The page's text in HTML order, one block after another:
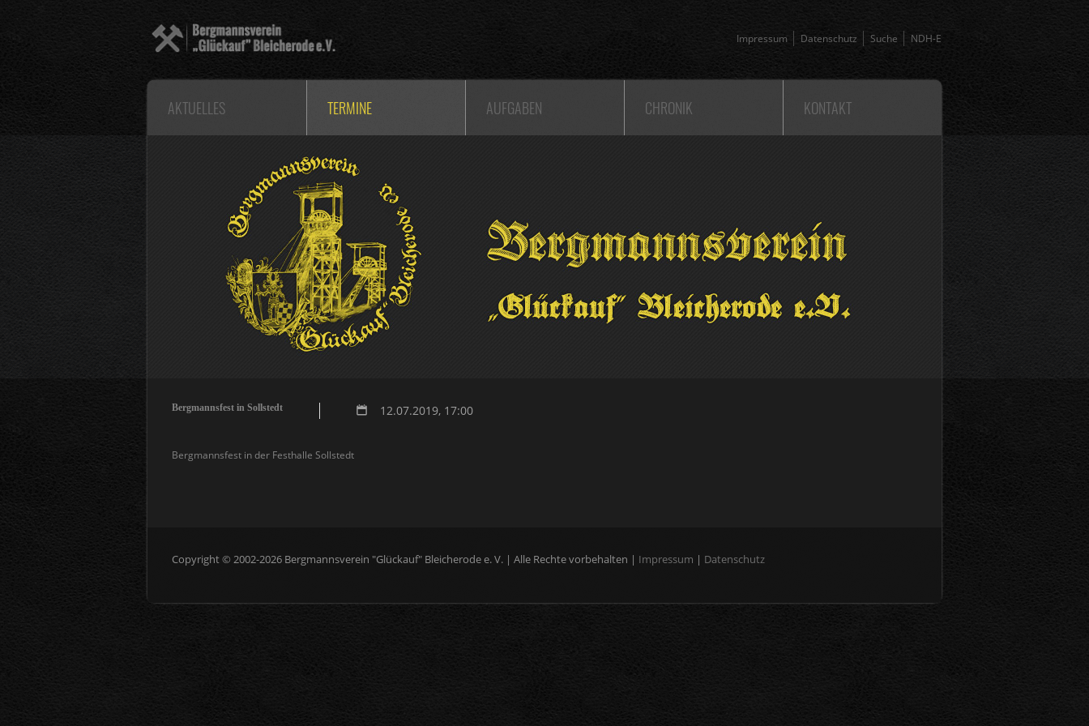
Impressum Datenschutz Suche NDH-E
AKTUELLES TERMINE AUFGABEN CHRONIK KONTAKT
Bergmannsfest in Sollstedt 12.07.2019, 17:00
Bergmannsfest in der Festhalle Sollstedt
Copyright © 2002-2026 Bergmannsverein "Glückauf" Bleicherode e. V. | Alle Rechte vorbehalten | Impressum | Datenschutz